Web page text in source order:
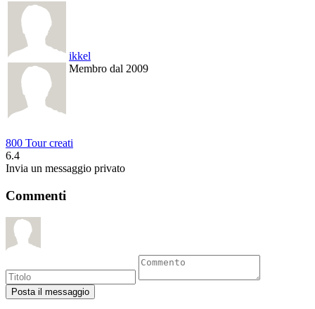
ikkel
Membro dal 2009
800 Tour creati
6.4
Invia un messaggio privato
Commenti